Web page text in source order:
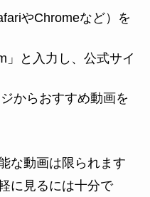
やChromeなど）を
」と入力し、公式サイ
からおすすめ動画を
な動画は限られます
に見るには十分で